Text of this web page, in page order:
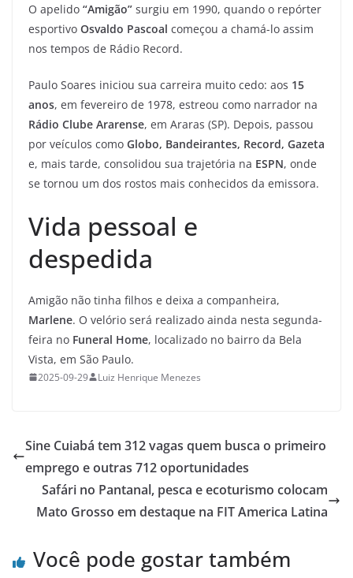
O apelido “Amigão” surgiu em 1990, quando o repórter
esportivo Osvaldo Pascoal começou a chamá-lo assim
nos tempos de Rádio Record.
Paulo Soares iniciou sua carreira muito cedo: aos 15
anos, em fevereiro de 1978, estreou como narrador na
Rádio Clube Ararense, em Araras (SP). Depois, passou
por veículos como Globo, Bandeirantes, Record, Gazeta
e, mais tarde, consolidou sua trajetória na ESPN, onde
se tornou um dos rostos mais conhecidos da emissora.
Vida pessoal e
despedida
Amigão não tinha filhos e deixa a companheira,
Marlene. O velório será realizado ainda nesta segunda-
feira no Funeral Home, localizado no bairro da Bela
Vista, em São Paulo.
2025-09-29 Luiz Henrique Menezes
Sine Cuiabá tem 312 vagas quem busca o primeiro
emprego e outras 712 oportunidades
Safári no Pantanal, pesca e ecoturismo colocam
Mato Grosso em destaque na FIT America Latina
Você pode gostar também